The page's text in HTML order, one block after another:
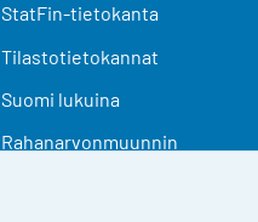
StatFin-tietokanta
Tilastotietokannat
Suomi lukuina
Rahanarvonmuunnin